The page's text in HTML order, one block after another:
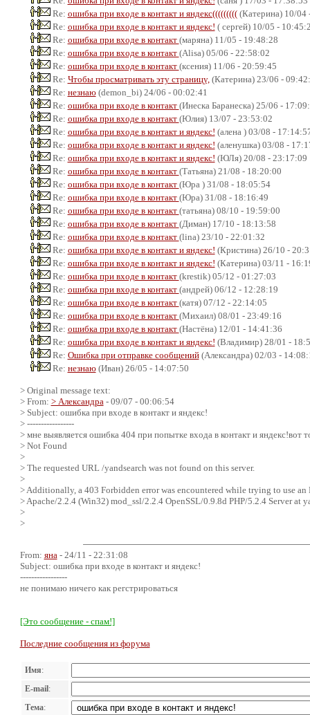
Re: ошибка при входе в контакт и яндекс((((((((((Катерина) 10/04
Re: ошибка при входе в контакт и яндекс! ( сергей) 10/05 -
Re: ошибка при входе в контакт (маряна) 11/05 - 19:48:28
Re: ошибка при входе в контакт (Alisa) 05/06 - 22:58:02
Re: ошибка при входе в контакт (ксения) 11/06 - 20:59:45
Re: Чтобы просматривать эту страницу, (Катерина) 23/06 -
Re: незнаю(demon_bi) 24/06 - 00:02:41
Re: ошибка при входе в контакт (Инеска Баранеска) 25/06 -
Re: ошибка при входе в контакт (Юлия) 13/07 - 23:53:02
Re: ошибка при входе в контакт и яндекс! (алена ) 03/08 -
Re: ошибка при входе в контакт и яндекс! (аленушка) 03/08 -
Re: ошибка при входе в контакт и яндекс! (ЮЛя) 20/08 - 23:17:09
Re: ошибка при входе в контакт (Татьяна) 21/08 - 18:20:00
Re: ошибка при входе в контакт (Юра ) 31/08 - 18:05:54
Re: ошибка при входе в контакт (Юра) 31/08 - 18:16:49
Re: ошибка при входе в контакт (татьяна) 08/10 - 19:59:00
Re: ошибка при входе в контакт (Диман) 17/10 - 18:13:58
Re: ошибка при входе в контакт (lina) 23/10 - 22:01:32
Re: ошибка при входе в контакт и яндекс! (Кристина) 26/10 -
Re: ошибка при входе в контакт и яндекс! (Катерина) 03/11 -
Re: ошибка при входе в контакт (krestik) 05/12 - 01:27:03
Re: ошибка при входе в контакт (андрей) 06/12 - 12:28:19
Re: ошибка при входе в контакт (катя) 07/12 - 22:14:05
Re: ошибка при входе в контакт (Михаил) 08/01 - 23:49:16
Re: ошибка при входе в контакт (Настёна) 12/01 - 14:41:36
Re: ошибка при входе в контакт и яндекс! (Владимир) 28/01 -
Re: Ошибка при отправке сообщений(Александра) 02/03 -
Re: незнаю(Иван) 26/05 - 14:07:50
> Original message text:
> From: > Александра - 09/07 - 00:06:54
> Subject: ошибка при входе в контакт и яндекс!
> -----------------
> мне выявляется ошибка 404 при попытке входа в контакт и яндекс!вот
> Not Found
>
> The requested URL /yandsearch was not found on this server.
>
> Additionally, a 403 Forbidden error was encountered while trying to use an
> Apache/2.2.4 (Win32) mod_ssl/2.2.4 OpenSSL/0.9.8d PHP/5.2.4 Server at
>
>
From: яна - 24/11 - 22:31:08
Subject: ошибка при входе в контакт и яндекс!
-----------------
не понимаю ничего как регстрироваться
[Это сообщение - спам!]
Последние сообщения из форума
Имя:
E-mail:
Тема: